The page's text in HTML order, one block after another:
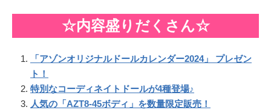
☆内容盛りだくさん☆
「アゾンオリジナルドールカレンダー2024」 プレゼン
ト！
特別なコーディネイトドールが4種登場♪
人気の「AZT8-45ボディ」を数量限定販売！